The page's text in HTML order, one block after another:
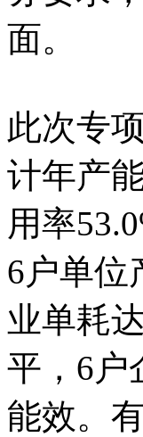
面。
此次专
计年产
用率
6户单位
业单耗
平，6户
能效。